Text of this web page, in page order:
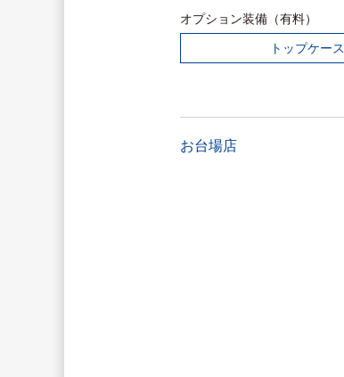
オプション装備（有料）
トップケース
お台場店